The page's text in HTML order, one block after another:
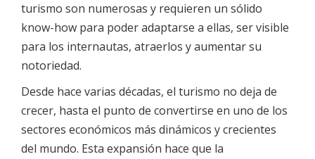
turismo son numerosas y requieren un sólido
know-how para poder adaptarse a ellas, ser visible
para los internautas, atraerlos y aumentar su
notoriedad.
Desde hace varias décadas, el turismo no deja de
crecer, hasta el punto de convertirse en uno de los
sectores económicos más dinámicos y crecientes
del mundo. Esta expansión hace que la